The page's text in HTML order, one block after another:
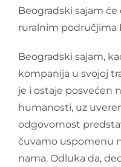
Beogradski sajam
ruralnim područjima
Beogradski sajam,
kompanija u svojoj
je i ostaje posvećen
humanosti, uz
odgovornost
čuvamo uspomenu
nama. Odluka da,